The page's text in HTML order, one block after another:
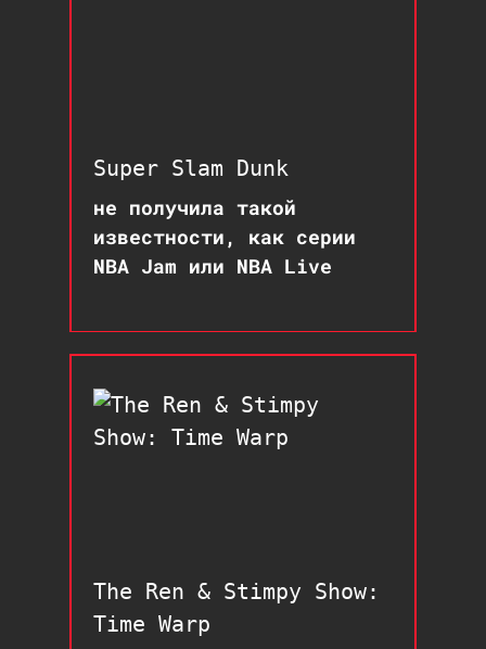
Super Slam Dunk
не получила такой
известности, как серии
NBA Jam или NBA Live
The Ren & Stimpy Show:
Time Warp